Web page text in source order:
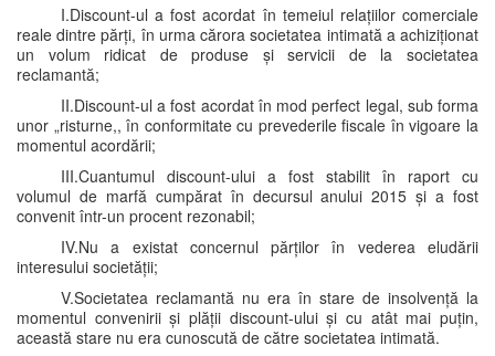
I.Discount-ul a fost acordat în temeiul relațiilor comerciale
reale dintre părți, în urma cărora societatea intimată a achiziționat
un volum ridicat de produse și servicii de la societatea
reclamantă;
II.Discount-ul a fost acordat în mod perfect legal, sub forma
unor „risturne,, în conformitate cu prevederile fiscale în vigoare la
momentul acordării;
III.Cuantumul discount-ului a fost stabilit în raport cu
volumul de marfă cumpărat în decursul anului 2015 și a fost
convenit într-un procent rezonabil;
IV.Nu a existat concernul părților în vederea eludării
interesului societății;
V.Societatea reclamantă nu era în stare de insolvență la
momentul convenirii și plății discount-ului și cu atât mai puțin,
această stare nu era cunoscută de către societatea intimată.